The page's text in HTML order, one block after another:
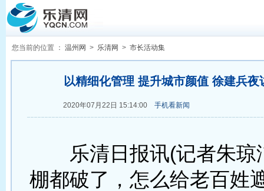
您当前的位置 ： 温州网 > 乐清网 > 市长活动集
以精细化管理 提升城市颜值 徐建兵夜
2020年07月22日 15:14:00 手机看新闻
乐清日报讯(记者朱琼
棚都破了，怎么给老百姓